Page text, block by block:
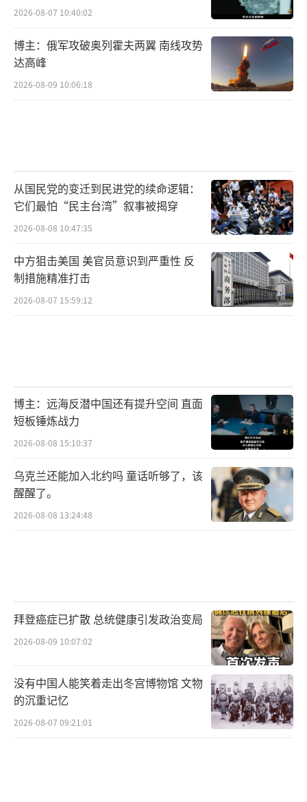
2026-08-07 10:40:02
博主：俄军攻破奥列霍夫两翼 南线攻势
达高峰
2026-08-09 10:06:18
从国民党的变迁到民进党的续命逻辑：
它们最怕“民主台湾”叙事被揭穿
2026-08-08 10:47:35
中方狙击美国 美官员意识到严重性 反
制措施精准打击
2026-08-07 15:59:12
博主：远海反潜中国还有提升空间 直面
短板锤炼战力
2026-08-08 15:10:37
乌克兰还能加入北约吗 童话听够了，该
醒醒了。
2026-08-08 13:24:48
拜登癌症已扩散 总统健康引发政治变局
2026-08-09 10:07:02
没有中国人能笑着走出冬宫博物馆 文物
的沉重记忆
2026-08-07 09:21:01